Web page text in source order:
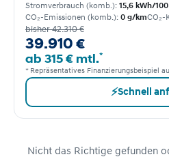
Stromverbrauch (komb.): 15,6 kWh/
CO₂-Emissionen (komb.): 0 g/kmCO₂-
bisher 42.310 €
39.910 €
ab 315 € mtl.*
* Repräsentatives Finanzierungsbeispiel
⚡Schnell
Nicht das Richtige gefunden